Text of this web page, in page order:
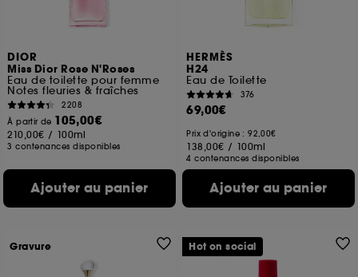
DIOR
Miss Dior Rose N'Roses
Eau de toilette pour femme
Notes fleuries & fraîches
2208
À partir de 105,00€
210,00€ / 100ml
3 contenances disponibles
Ajouter au panier
HERMÈS
H24
Eau de Toilette
376
69,00€
Prix d'origine : 92,00€
138,00€ / 100ml
4 contenances disponibles
Ajouter au panier
Gravure Hot on social